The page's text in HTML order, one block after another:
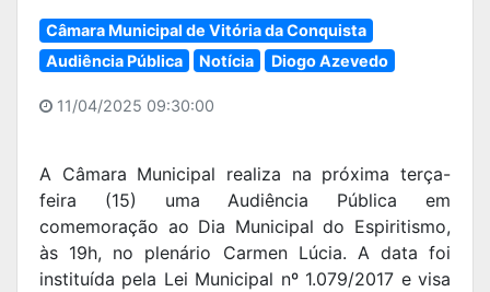
Câmara Municipal de Vitória da Conquista
Audiência Pública
Notícia Diogo Azevedo
11/04/2025 09:30:00
A Câmara Municipal realiza na próxima terça-
feira (15) uma Audiência Pública em
comemoração ao Dia Municipal do Espiritismo,
às 19h, no plenário Carmen Lúcia. A data foi
instituída pela Lei Municipal nº 1.079/2017 e visa